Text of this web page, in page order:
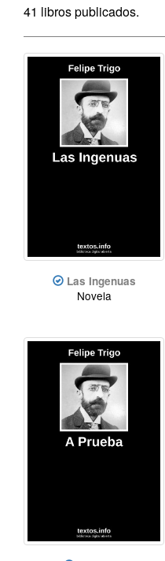
41 libros publicados.
Las Ingenuas
Novela